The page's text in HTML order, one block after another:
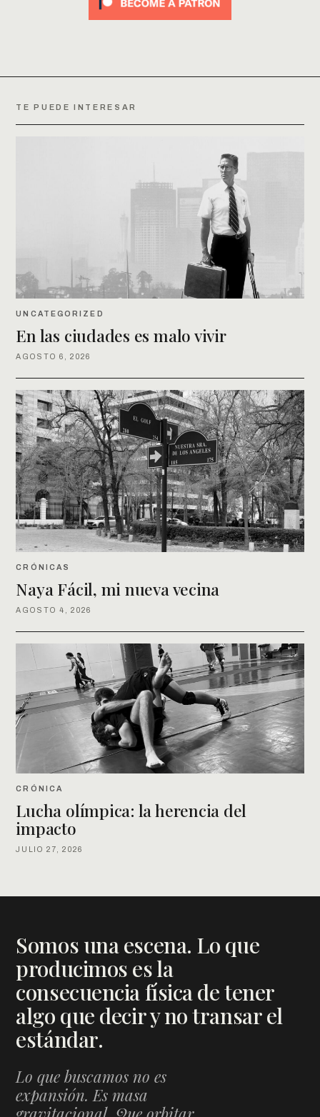
TE PUEDE INTERESAR
UNCATEGORIZED
En las ciudades es malo vivir
AGOSTO 6, 2026
CRÓNICAS
Naya Fácil, mi nueva vecina
AGOSTO 4, 2026
CRÓNICA
Lucha olímpica: la herencia del
impacto
JULIO 27, 2026
Somos una escena. Lo que
producimos es la
consecuencia física de tener
algo que decir y no transar el
estándar.
Lo que buscamos no es
expansión. Es masa